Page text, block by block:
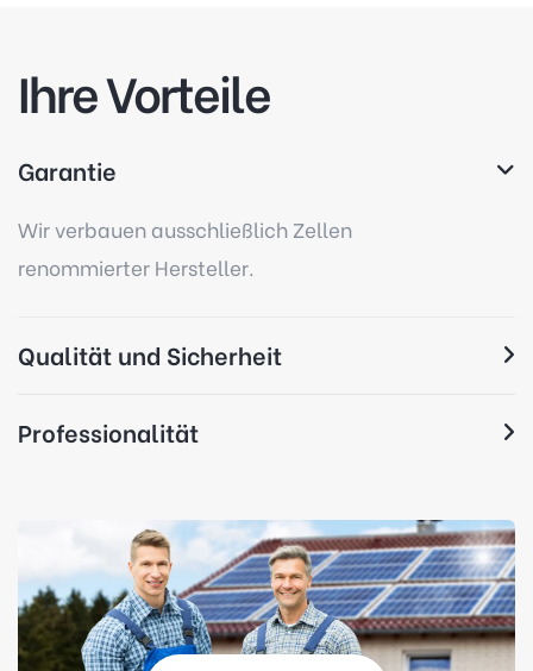
Ihre Vorteile
Garantie
Wir verbauen ausschließlich Zellen
renommierter Hersteller.
Qualität und Sicherheit
Professionalität